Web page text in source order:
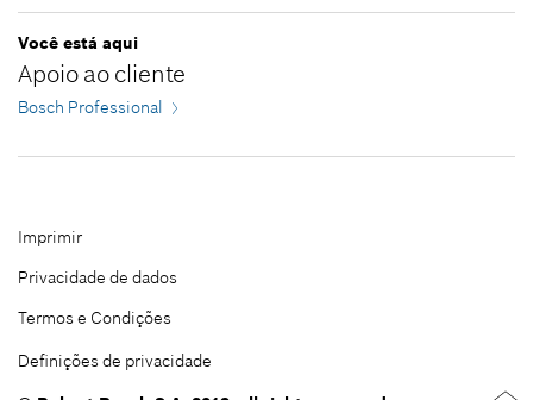
Você está aqui
Apoio ao cliente
Bosch Professional
Imprimir
Privacidade de dados
Termos e Condições
Definições de privacidade